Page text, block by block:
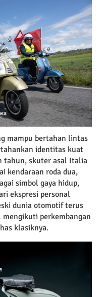
mampu bertahan lintas
identitas kuat
tahun, skuter asal Italia
kendaraan roda dua,
simbol gaya hidup,
ekspresi personal
dunia otomotif terus
mengikuti perkembangan
klasiknya.